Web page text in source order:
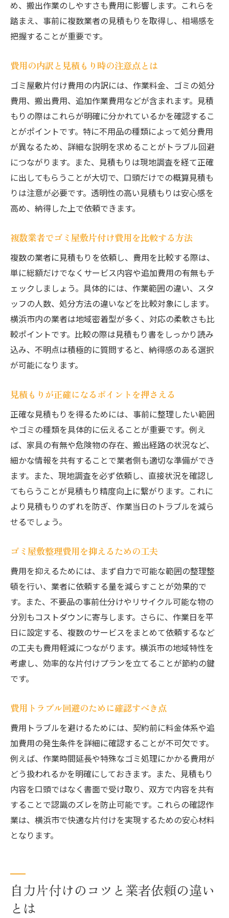
め、搬出作業のしやすさも費用に影響します。これらを
踏まえ、事前に複数業者の見積もりを取得し、相場感を
把握することが重要です。
費用の内訳と見積もり時の注意点とは
ゴミ屋敷片付け費用の内訳には、作業料金、ゴミの処分
費用、搬出費用、追加作業費用などが含まれます。見積
もりの際はこれらが明確に分かれているかを確認するこ
とがポイントです。特に不用品の種類によって処分費用
が異なるため、詳細な説明を求めることがトラブル回避
につながります。また、見積もりは現地調査を経て正確
に出してもらうことが大切で、口頭だけでの概算見積も
りは注意が必要です。透明性の高い見積もりは安心感を
高め、納得した上で依頼できます。
複数業者でゴミ屋敷片付け費用を比較する方法
複数の業者に見積もりを依頼し、費用を比較する際は、
単に総額だけでなくサービス内容や追加費用の有無もチ
ェックしましょう。具体的には、作業範囲の違い、スタ
ッフの人数、処分方法の違いなどを比較対象にします。
横浜市内の業者は地域密着型が多く、対応の柔軟さも比
較ポイントです。比較の際は見積もり書をしっかり読み
込み、不明点は積極的に質問すると、納得感のある選択
が可能になります。
見積もりが正確になるポイントを押さえる
正確な見積もりを得るためには、事前に整理したい範囲
やゴミの種類を具体的に伝えることが重要です。例え
ば、家具の有無や危険物の存在、搬出経路の状況など、
細かな情報を共有することで業者側も適切な準備ができ
ます。また、現地調査を必ず依頼し、直接状況を確認し
てもらうことが見積もり精度向上に繋がります。これに
より見積もりのずれを防ぎ、作業当日のトラブルを減ら
せるでしょう。
ゴミ屋敷整理費用を抑えるための工夫
費用を抑えるためには、まず自力で可能な範囲の整理整
頓を行い、業者に依頼する量を減らすことが効果的で
す。また、不要品の事前仕分けやリサイクル可能な物の
分別もコストダウンに寄与します。さらに、作業日を平
日に設定する、複数のサービスをまとめて依頼するなど
の工夫も費用軽減につながります。横浜市の地域特性を
考慮し、効率的な片付けプランを立てることが節約の鍵
です。
費用トラブル回避のために確認すべき点
費用トラブルを避けるためには、契約前に料金体系や追
加費用の発生条件を詳細に確認することが不可欠です。
例えば、作業時間延長や特殊なゴミ処理にかかる費用が
どう扱われるかを明確にしておきます。また、見積もり
内容を口頭ではなく書面で受け取り、双方で内容を共有
することで認識のズレを防止可能です。これらの確認作
業は、横浜市で快適な片付けを実現するための安心材料
となります。
自力片付けのコツと業者依頼の違い
とは